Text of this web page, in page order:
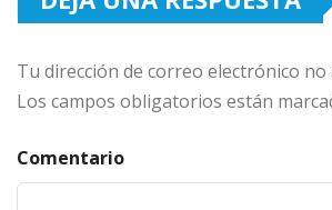
Tu dirección de correo electrónico no
Los campos obligatorios están
Comentario